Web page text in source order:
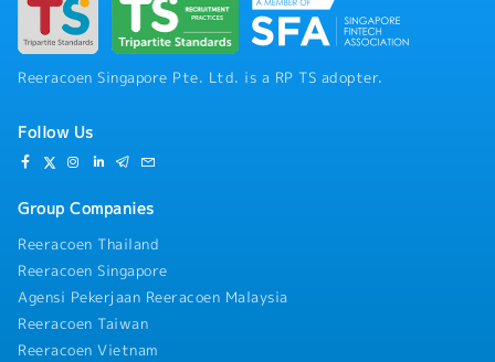
Reeracoen Singapore Pte. Ltd. is a RP TS adopter.
Follow Us
Group Companies
Reeracoen Thailand
Reeracoen Singapore
Agensi Pekerjaan Reeracoen Malaysia
Reeracoen Taiwan
Reeracoen Vietnam